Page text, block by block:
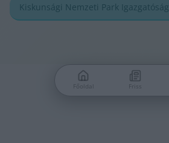
Kiskunsági Nemzeti Park Igazgatóság
Főoldal Friss